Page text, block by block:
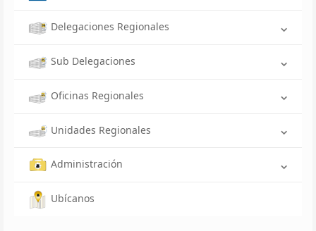
Delegaciones Regionales
Sub Delegaciones
Oficinas Regionales
Unidades Regionales
Administración
Ubícanos